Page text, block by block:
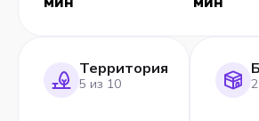
Территория
5 из 10